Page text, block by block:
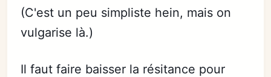
(C'est un peu simpliste hein, mais on
vulgarise là.)
Il faut faire baisser la résitance pour